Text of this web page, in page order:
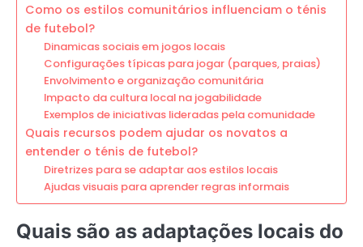
Como os estilos comunitários influenciam o ténis
de futebol?
Dinamicas sociais em jogos locais
Configurações típicas para jogar (parques, praias)
Envolvimento e organização comunitária
Impacto da cultura local na jogabilidade
Exemplos de iniciativas lideradas pela comunidade
Quais recursos podem ajudar os novatos a
entender o ténis de futebol?
Diretrizes para se adaptar aos estilos locais
Ajudas visuais para aprender regras informais
Quais são as adaptações locais do